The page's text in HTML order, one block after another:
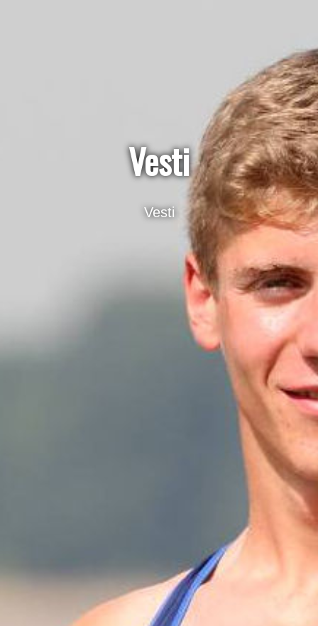
Vesti
Vesti